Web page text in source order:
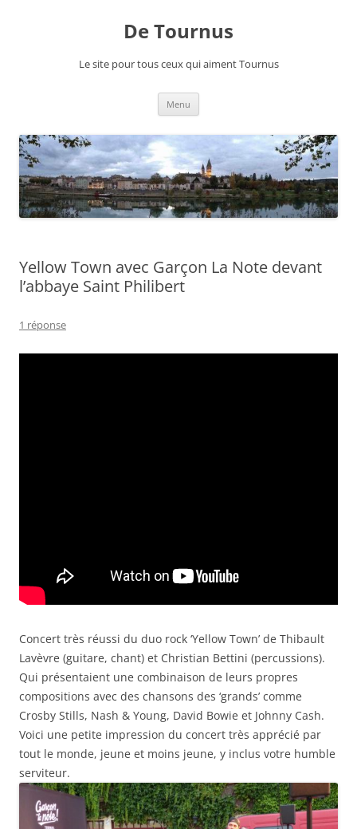
De Tournus
Le site pour tous ceux qui aiment Tournus
Menu
Yellow Town avec Garçon La Note devant
l’abbaye Saint Philibert
1 réponse
Concert très réussi du duo rock ‘Yellow Town’ de Thibault
Lavèvre (guitare, chant) et Christian Bettini (percussions).
Qui présentaient une combinaison de leurs propres
compositions avec des chansons des ‘grands’ comme
Crosby Stills, Nash & Young, David Bowie et Johnny Cash.
Voici une petite impression du concert très apprécié par
tout le monde, jeune et moins jeune, y inclus votre humble
serviteur.